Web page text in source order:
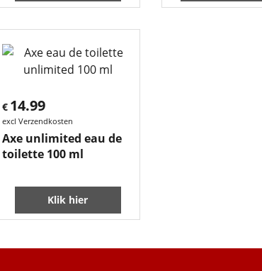
€ 14.99
excl Verzendkosten
Axe unlimited eau de
toilette 100 ml
Klik hier